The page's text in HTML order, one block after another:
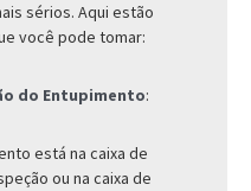
sérios. Aqui estão
você pode tomar:
do Entupimento:
está na caixa de
ou na caixa de